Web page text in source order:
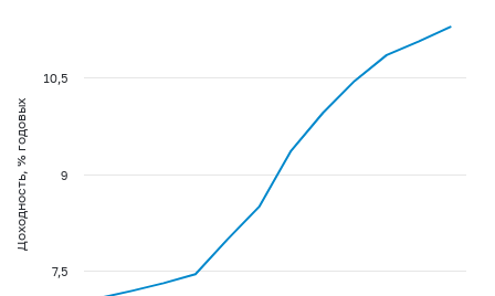
Доходность, % годовых
7,5
9
10,5